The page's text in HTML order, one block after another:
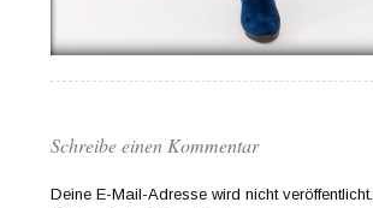
Schreibe einen Kommentar
Deine E-Mail-Adresse wird nicht veröffentlicht.